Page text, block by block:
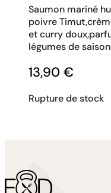
Saumon mariné
poivre
et curry
légumes de
13,90 €
Rupture de stock